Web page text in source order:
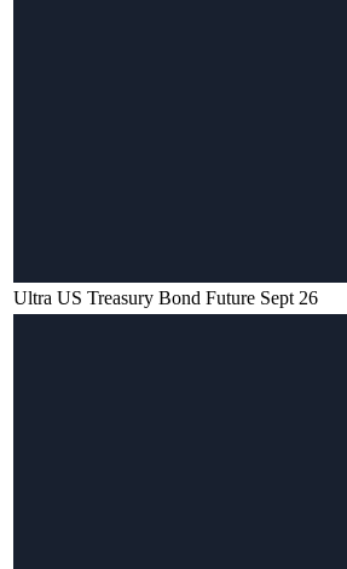
Ultra US Treasury Bond Future Sept 26